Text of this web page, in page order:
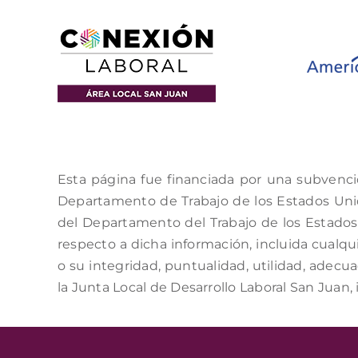
Esta página fue financiada por una
Departamento de Trabajo de los Estados
del Departamento del Trabajo de los
respecto a dicha información, incluida
o su integridad, puntualidad, utilidad,
la Junta Local de Desarrollo Laboral San